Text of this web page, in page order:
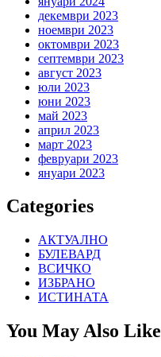
декември 2023
ноември 2023
октомври 2023
септември 2023
август 2023
юли 2023
юни 2023
май 2023
април 2023
март 2023
февруари 2023
януари 2023
Categories
АКТУАЛНО
БУЛЕВАРД
ВСИЧКО
ИЗБРАНО
ИСТИНАТА
You May Also Like